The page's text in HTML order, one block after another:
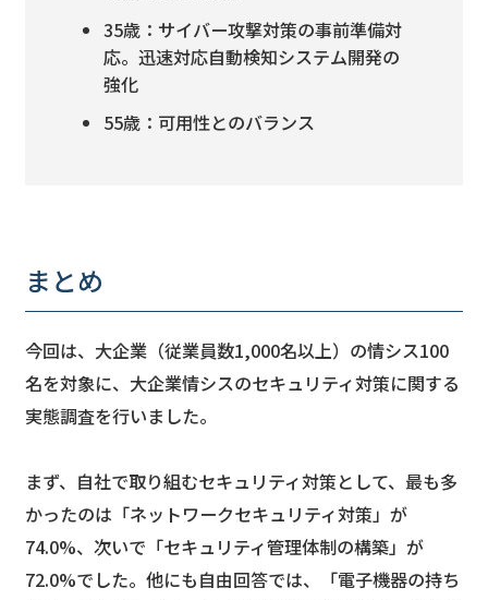
35歳：サイバー攻撃対策の事前準備対
応。迅速対応自動検知システム開発の
強化
55歳：可用性とのバランス
まとめ
今回は、大企業（従業員数1,000名以上）の情シス100
名を対象に、大企業情シスのセキュリティ対策に関する
実態調査を行いました。
まず、自社で取り組むセキュリティ対策として、最も多
かったのは「ネットワークセキュリティ対策」が
74.0%、次いで「セキュリティ管理体制の構築」が
72.0%でした。他にも自由回答では、「電子機器の持ち